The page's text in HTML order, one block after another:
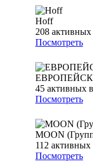
Hoff
208 активных
Посмотреть
45 активных
Посмотреть
MOON
112 активных
Посмотреть